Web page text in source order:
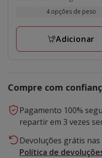
avaliações
4 opções de peso
Adicionar
Compre com
Pagamento 100%
repartir em 3 vezes
Devoluções grátis nas
Política de